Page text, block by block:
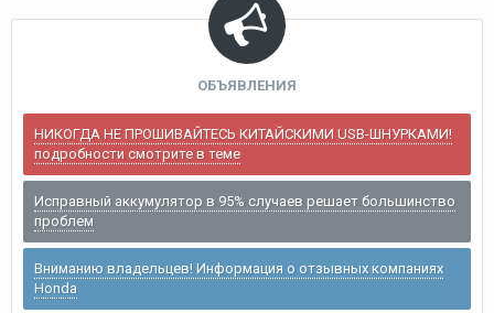
ОБЪЯВЛЕНИЯ
НИКОГДА НЕ ПРОШИВАЙТЕСЬ КИТАЙСКИМИ USB-ШНУРКАМИ!
подробности смотрите в теме
Исправный аккумулятор в 95% случаев решает большинство
проблем
Вниманию владельцев! Информация о отзывных компаниях
Honda